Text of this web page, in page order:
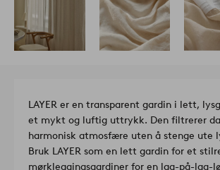
LAYER er en transparent gardin i lett,
et mykt og luftig uttrykk. Den filtrerer
harmonisk atmosfære uten å stenge ute
Bruk LAYER som en lett gardin for et
mørkleggingsgardiner for en lag-på-lag-